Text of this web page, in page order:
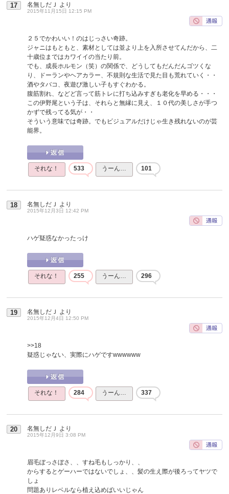
17 名無しだＪ より
2015年11月15日 12:15 PM
２５でかわいい！のはじっさい奇跡。
ジャニはもともと、素材としては並より上を入所させてんだから、二
十歳位まではカワイイの当たり前。
でも、成長ホルモン（笑）の関係で、どうしてもだんだんゴツくな
り、ドーランやヘアカラー、不規則な生活で見た目も荒れていく・・
酒やタバコ、夜遊び激しい子もすぐわかる。
腹筋割れ、などど言って筋トレに打ち込みすぎも老化を早める・・・
この伊野尾という子は、それらと無縁に見え、１０代の美しさが手つ
かずで残ってる気が・・
そういう意味では奇跡。でもビジュアルだけじゃ生き残れないのが芸
能界。
それな！ 533 うーん… 101
18 名無しだＪ より
2015年12月3日 12:42 PM
ハゲ疑惑なかったっけ
それな！ 255 うーん… 296
19 名無しだＪ より
2015年12月4日 12:50 PM
>>18
疑惑じゃない、実際にハゲですwwwwww
それな！ 284 うーん… 337
20 名無しだＪ より
2015年12月9日 3:08 PM
眉毛ぼっさぼさ、、すね毛もしっかり、、
からするとゲーハーではないでしょ、、髪の生え際が後ろってヤツで
しょ
問題ありレベルなら植え込めばいいじゃん